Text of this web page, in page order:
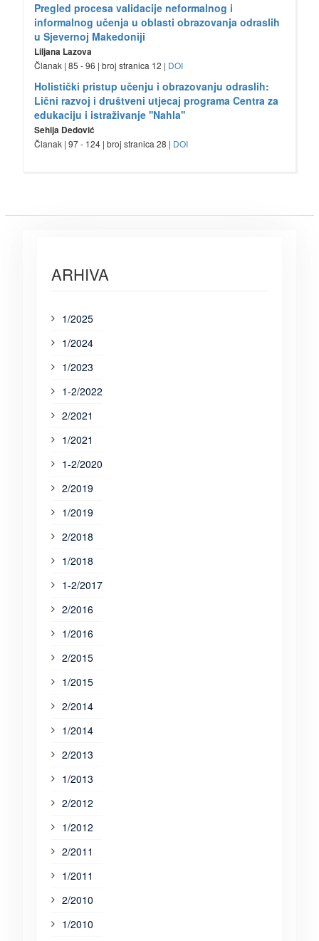
Pregled procesa validacije neformalnog i
informalnog učenja u oblasti obrazovanja odraslih
u Sjevernoj Makedoniji
Liljana Lazova
Članak | 85 - 96 | broj stranica 12 | DOI
Holistički pristup učenju i obrazovanju odraslih:
Lični razvoj i društveni utjecaj programa Centra za
edukaciju i istraživanje ''Nahla''
Sehija Dedović
Članak | 97 - 124 | broj stranica 28 | DOI
ARHIVA
1/2025
1/2024
1/2023
1-2/2022
2/2021
1/2021
1-2/2020
2/2019
1/2019
2/2018
1/2018
1-2/2017
2/2016
1/2016
2/2015
1/2015
2/2014
1/2014
2/2013
1/2013
2/2012
1/2012
2/2011
1/2011
2/2010
1/2010